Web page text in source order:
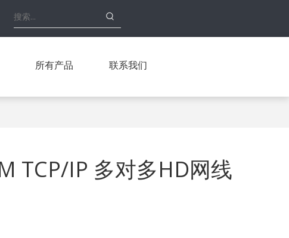
所有产品 联系我们
TCP/IP 多对多HD网线